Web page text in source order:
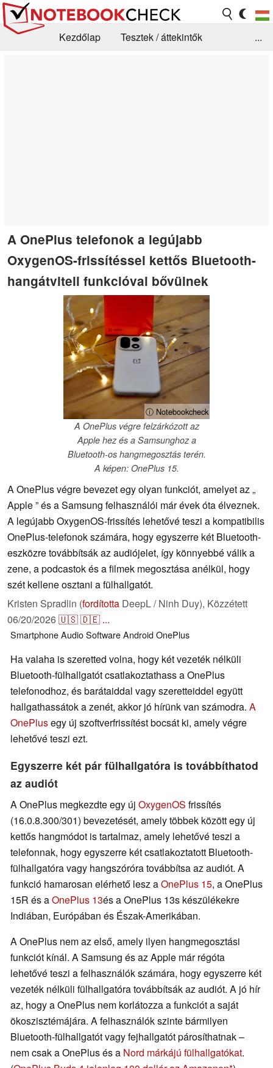
Kezdőlap
Tesztek / áttekintők
...
A OnePlus telefonok a legújabb
OxygenOS-frissítéssel kettős Bluetooth-
hangátviteli funkcióval bővülnek
ⓘ Notebookcheck
A OnePlus végre felzárkózott az
Apple hez és a Samsunghoz a
Bluetooth-os hangmegosztás terén.
A képen: OnePlus 15.
A OnePlus végre bevezet egy olyan funkciót, amelyet az „
Apple ” és a Samsung felhasználói már évek óta élveznek.
A legújabb OxygenOS-frissítés lehetővé teszi a kompatibilis
OnePlus-telefonok számára, hogy egyszerre két Bluetooth-
eszközre továbbítsák az audiójelet, így könnyebbé válik a
zene, a podcastok és a filmek megosztása anélkül, hogy
szét kellene osztani a fülhallgatót.
Kristen Spradlin (fordította DeepL / Ninh Duy), Közzétett
06/20/2026🇺🇸🇩🇪 ...
SmartphoneAudioSoftwareAndroidOnePlus
Ha valaha is szeretted volna, hogy két vezeték nélküli
Bluetooth-fülhallgatót csatlakoztathass a OnePlus
telefonodhoz, és barátaiddal vagy szeretteiddel együtt
hallgathassátok a zenét, akkor jó hírünk van számodra. A
OnePlusegy új szoftverfrissítést bocsát ki, amely végre
lehetővé teszi ezt.
Egyszerre két pár fülhallgatóra is továbbíthatod
az audiót
A OnePlus megkezdte egy új OxygenOS frissítés
(16.0.8.300/301) bevezetését, amely többek között egy új
kettős hangmódot is tartalmaz, amely lehetővé teszi a
telefonnak, hogy egyszerre két csatlakoztatott Bluetooth-
fülhallgatóra vagy hangszóróra továbbítsa az audiót. A
funkció hamarosan elérhető lesz aOnePlus 15, a OnePlus
15R és aOnePlus 13és a OnePlus 13s készülékekre
Indiában, Európában és Észak-Amerikában.
A OnePlus nem az első, amely ilyen hangmegosztási
funkciót kínál. A Samsung és az Apple már régóta
lehetővé teszi a felhasználók számára, hogy egyszerre két
vezeték nélküli fülhallgatóra továbbítsák az audiót. A jó hír
az, hogy a OnePlus nem korlátozza a funkciót a saját
ökoszisztémájára. A felhasználók szinte bármilyen
Bluetooth-fülhallgatót vagy fejhallgatót párosíthatnak –
nem csak a OnePlus és a Nord márkájú fülhallgatókat.